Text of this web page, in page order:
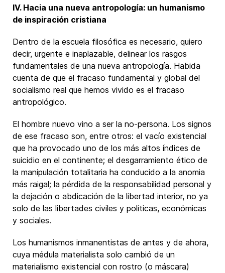
IV. Hacia una nueva antropología: un humanismo
de inspiración cristiana
Dentro de la escuela filosófica es necesario, quiero
decir, urgente e inaplazable, delinear los rasgos
fundamentales de una nueva antropología. Habida
cuenta de que el fracaso fundamental y global del
socialismo real que hemos vivido es el fracaso
antropológico.
El hombre nuevo vino a ser la no-persona. Los signos
de ese fracaso son, entre otros: el vacío existencial
que ha provocado uno de los más altos índices de
suicidio en el continente; el desgarramiento ético de
la manipulación totalitaria ha conducido a la anomia
más raigal; la pérdida de la responsabilidad personal y
la dejación o abdicación de la libertad interior, no ya
solo de las libertades civiles y políticas, económicas
y sociales.
Los humanismos inmanentistas de antes y de ahora,
cuya médula materialista solo cambió de un
materialismo existencial con rostro (o máscara)